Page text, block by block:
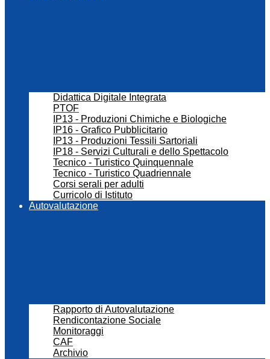
Didattica Digitale Integrata
PTOF
IP13 - Produzioni Chimiche e Biologiche
IP16 - Grafico Pubblicitario
IP13 - Produzioni Tessili Sartoriali
IP18 - Servizi Culturali e dello Spettacolo
Tecnico - Turistico Quinquennale
Tecnico - Turistico Quadriennale
Corsi serali per adulti
Curricolo di Istituto
Autovalutazione
Rapporto di Autovalutazione
Rendicontazione Sociale
Monitoraggi
CAF
Archivio